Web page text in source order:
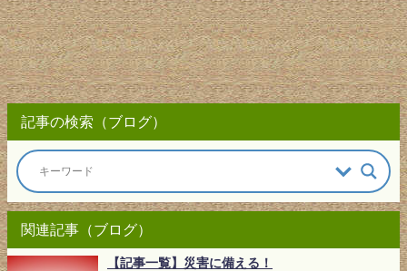
記事の検索（ブログ）
関連記事（ブログ）
【記事一覧】災害に備える！